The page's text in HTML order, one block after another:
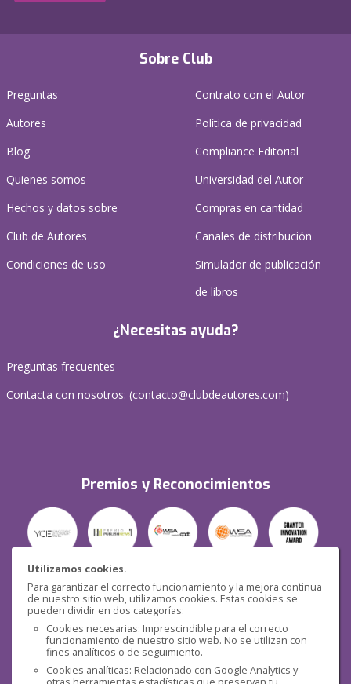
Utilizamos cookies.
Para garantizar el correcto funcionamiento y la mejora continua
de nuestro sitio web, utilizamos cookies. Estas cookies se
pueden dividir en dos categorías:
Cookies necesarias: Imprescindible para el correcto
funcionamiento de nuestro sitio web. No se utilizan con
fines analíticos o de seguimiento.
Cookies analíticas: Relacionado con Google Analytics y
Sobre Club
Preguntas
Autores
Blog
Quienes somos
Hechos y datos sobre
Club de Autores
Condiciones de uso
Contrato con el Autor
Política de privacidad
Compliance Editorial
Universidad del Autor
Compras en cantidad
Canales de distribución
Simulador de publicación
de libros
¿Necesitas ayuda?
Preguntas frecuentes
Contacta con nosotros: (contacto@clubdeautores.com)
Premios y Reconocimientos
Seguridad